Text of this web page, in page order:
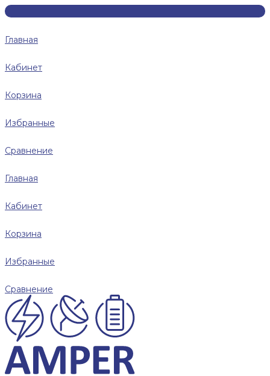
Главная
Кабинет
Корзина
Избранные
Сравнение
Главная
Кабинет
Корзина
Избранные
Сравнение